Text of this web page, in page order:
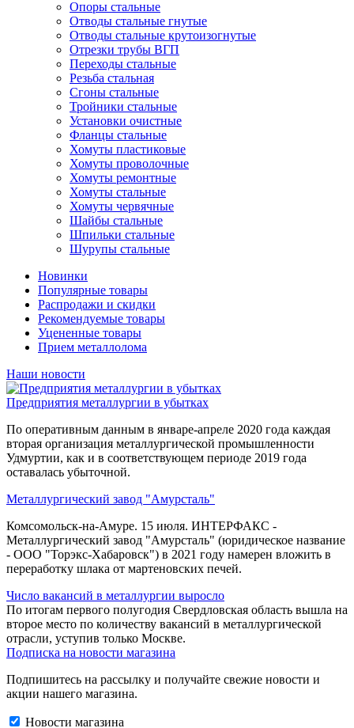
Опоры стальные
Отводы стальные гнутые
Отводы стальные крутоизогнутые
Отрезки трубы ВГП
Переходы стальные
Резьба стальная
Сгоны стальные
Тройники стальные
Установки очистные
Фланцы стальные
Хомуты пластиковые
Хомуты проволочные
Хомуты ремонтные
Хомуты стальные
Хомуты червячные
Шайбы стальные
Шпильки стальные
Шурупы стальные
Новинки
Популярные товары
Распродажи и скидки
Рекомендуемые товары
Уцененные товары
Прием металлолома
Наши новости
Предприятия металлургии в убытках
По оперативным данным в январе-апреле 2020 года каждая
вторая организация металлургической промышленности
Удмуртии, как и в соответствующем периоде 2019 года
оставалась убыточной.
Металлургический завод "Амурсталь"
Комсомольск-на-Амуре. 15 июля. ИНТЕРФАКС -
Металлургический завод "Амурсталь" (юридическое название
- ООО "Торэкс-Хабаровск") в 2021 году намерен вложить в
переработку шлака от мартеновских печей.
Число вакансий в металлургии выросло
По итогам первого полугодия Свердловская область вышла на
второе место по количеству вакансий в металлургической
отрасли, уступив только Москве.
Подписка на новости магазина
Подпишитесь на рассылку и получайте свежие новости и
акции нашего магазина.
Новости магазина